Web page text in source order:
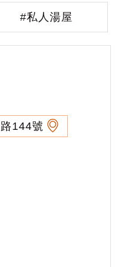
#私人湯屋
144號